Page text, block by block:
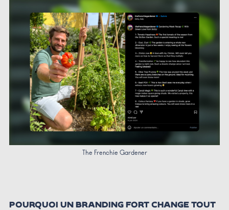
The Frenchie Gardener
POURQUOI UN BRANDING FORT CHANGE TOUT